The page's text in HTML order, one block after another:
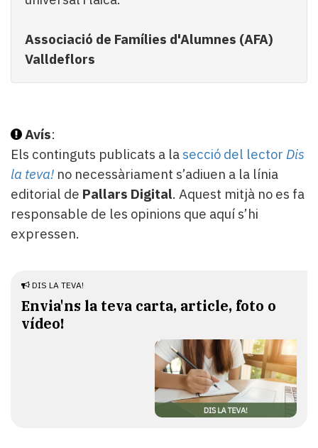
Associació de Famílies d'Alumnes (AFA)
Valldeflors
Avís:
Els continguts publicats a la secció del lector Dis
la teva! no necessàriament s’adiuen a la línia
editorial de Pallars Digital. Aquest mitjà no es fa
responsable de les opinions que aquí s’hi
expressen.
DIS LA TEVA!
Envia'ns la teva carta, article, foto o
vídeo!